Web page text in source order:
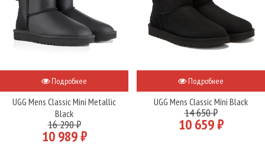
Подробнее
UGG Mens Classic Mini Metallic
Black
16 290 ₽
10 989 ₽
Подробнее
UGG Mens Classic Mini Black
14 650 ₽
10 659 ₽